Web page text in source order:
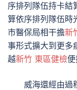
序排列隊伍持卡結
算依序排列隊伍時
市醫保局相干擔新
事形式擴大到更多
越新竹 東區健檢便
威海還經由過